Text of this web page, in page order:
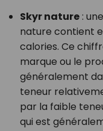
Skyr nature:
nature contient
calories. Ce
marque ou le
généralement
teneur
par la faible
qui est